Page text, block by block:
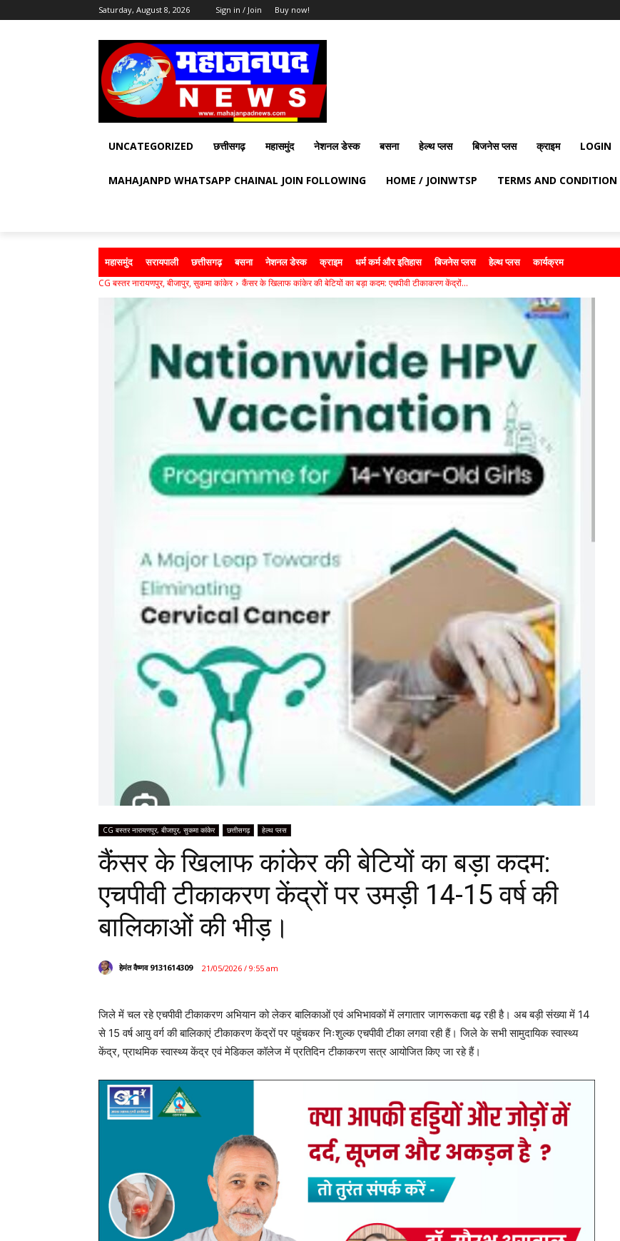
Saturday, August 8, 2026 Sign in / Join Buy now!
UNCATEGORIZED छत्तीसगढ़ महासमुंद नेशनल डेस्क बसना हेल्थ प्लस बिजनेस प्लस क्राइम LOGIN
MAHAJANPD WHATSAPP CHAINAL JOIN FOLLOWING HOME / JOINWTSP TERMS AND CONDITION
महासमुंद सरायपाली छत्तीसगढ़ बसना नेशनल डेस्क क्राइम धर्म कर्म और इतिहास बिजनेस प्लस हेल्थ प्लस कार्यक्रम
CG बस्तर नारायणपुर, बीजापुर, सुकमा कांकेर कैंसर के खिलाफ कांकेर की बेटियों का बड़ा कदम: एचपीवी टीकाकरण केंद्रों...
CG बस्तर नारायणपुर, बीजापुर, सुकमा कांकेर छत्तीसगढ़ हेल्थ प्लस
कैंसर के खिलाफ कांकेर की बेटियों का बड़ा कदम:
एचपीवी टीकाकरण केंद्रों पर उमड़ी 14-15 वर्ष की
बालिकाओं की भीड़।
हेमंत वैष्णव 9131614309 21/05/2026 / 9:55 am
जिले में चल रहे एचपीवी टीकाकरण अभियान को लेकर बालिकाओं एवं अभिभावकों में लगातार जागरूकता बढ़ रही है। अब बड़ी संख्या में 14
से 15 वर्ष आयु वर्ग की बालिकाएं टीकाकरण केंद्रों पर पहुंचकर निःशुल्क एचपीवी टीका लगवा रही हैं। जिले के सभी सामुदायिक स्वास्थ्य
केंद्र, प्राथमिक स्वास्थ्य केंद्र एवं मेडिकल कॉलेज में प्रतिदिन टीकाकरण सत्र आयोजित किए जा रहे हैं।
मुख्य चिकित्सा एवं स्वास्थ्य अधिकारी डॉ. आई. नागेश्वर राव के निर्देशन में स्वास्थ्य विभाग द्वारा लगातार जागरूकता अभियान चलाया जा रहा
है। स्वास्थ्य विभाग की टीम गांव-गांव एवं स्कूलों में पहुंचकर बालिकाओं और अभिभावकों को एचपीवी टीके के महत्व एवं इसके लाभों की
जानकारी दे रही है। इसका सकारात्मक असर अब देखने को मिल रहा है और टीकाकरण केंद्रों में बालिकाओं की उपस्थिति लगातार बढ़ रही